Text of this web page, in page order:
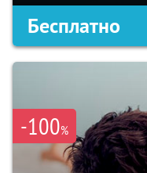
Бесплатно
-100%